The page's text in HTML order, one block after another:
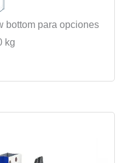
bottom para opciones
kg